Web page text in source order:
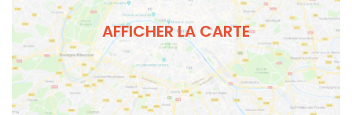
AFFICHER LA CARTE